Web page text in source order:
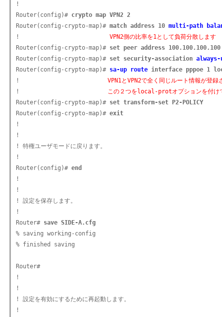
!
Router(config)# crypto map VPN2 2
Router(config-crypto-map)# match address 10 multi-path
! VPN2側の比率を1として負荷分散します
Router(config-crypto-map)# set peer address 100.100.100.100
Router(config-crypto-map)# set security-association always-
Router(config-crypto-map)# sa-up route interface pppoe 1
! VPN1とVPN2で全く同じルート情報が登
! この２つをlocal-protオプションを付け
Router(config-crypto-map)# set transform-set P2-POLICY
Router(config-crypto-map)# exit
!
!
! 特権ユーザモードに戻ります。
!
Router(config)# end
!
!
! 設定を保存します。
!
Router# save SIDE-A.cfg
% saving working-config
% finished saving
Router#
!
!
! 設定を有効にするために再起動します。
!